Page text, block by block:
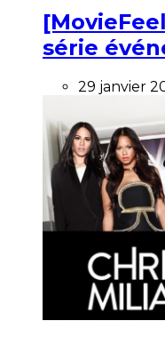
série
29 janvier